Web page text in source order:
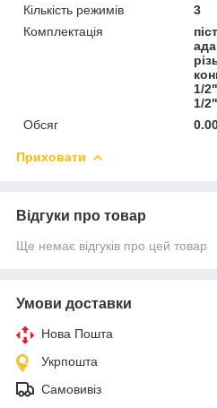
Кількість режимів
3
Комплектація
1/
1/
Обсяг
Приховати
Відгуки про товар
Ще немає відгуків про цей товар
Умови доставки
Нова Пошта
Укрпошта
Самовивіз